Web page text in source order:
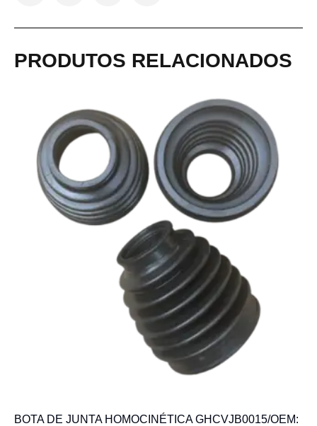
PRODUTOS RELACIONADOS
BOTA DE JUNTA HOMOCINÉTICA GHCVJB0015/OEM: